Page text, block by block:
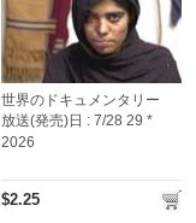
世界のドキュメンタリー
放送(発売)日 : 7/28 29 *
2026
$2.25